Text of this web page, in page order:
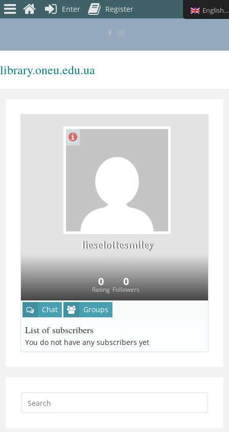
library.oneu.edu.ua
lieselottesmiley
Rating
0
Followers
0
Chat Groups
List of subscribers
You do not have any subscribers yet
Enter Register English (UK)